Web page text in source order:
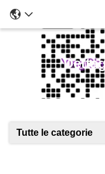
Tutte le categorie